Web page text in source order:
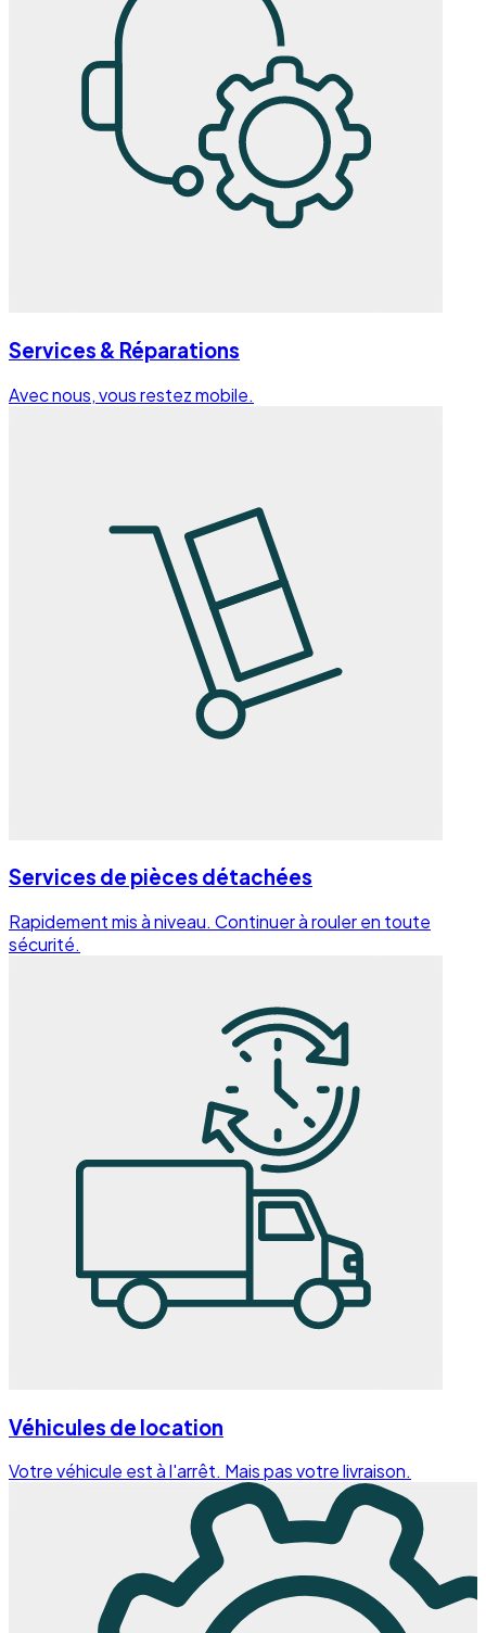
Services & Réparations
Avec nous, vous restez mobile.
Services de pièces détachées
Rapidement mis à niveau. Continuer à rouler en toute
sécurité.
Véhicules de location
Votre véhicule est à l'arrêt. Mais pas votre livraison.